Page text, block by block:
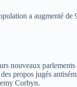
a augmenté
nouveaux
propos jugés
Corbyn.